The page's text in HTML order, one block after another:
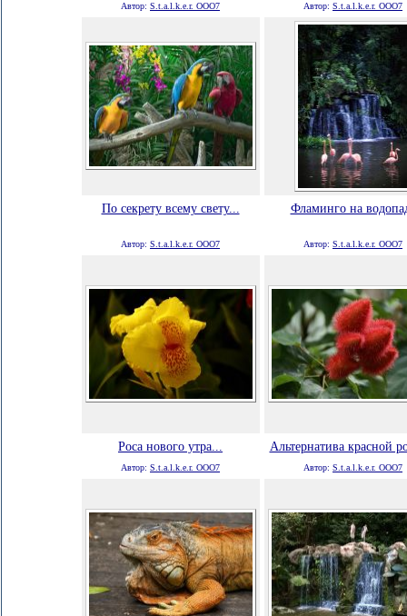
Автор: S.t.a.l.k.e.r. ООО7 Автор: S.t.a.l.k.e.r. ООО7
По секрету всему свету... Фламинго на
Автор: S.t.a.l.k.e.r. ООО7 Автор: S.t.a.l.k.e.r. ООО7
Роса нового утра... Альтернатива красной
Автор: S.t.a.l.k.e.r. ООО7 Автор: S.t.a.l.k.e.r. ООО7